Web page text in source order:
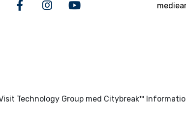
FacebookInstagram
Youtube
Technology Group med Citybreak™